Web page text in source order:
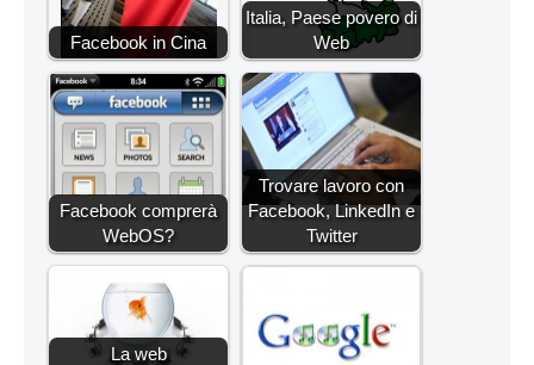
Facebook in Cina
Italia, Paese povero di
Web
Facebook comprerà
WebOS?
Trovare lavoro con
Facebook, LinkedIn e
Twitter
La web